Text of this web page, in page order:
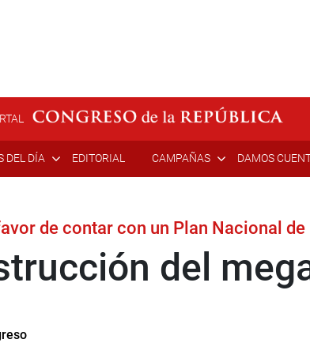
DEL DÍA EDITORIAL CAMPAÑAS DAMOS
de contar con un Plan Nacional
del